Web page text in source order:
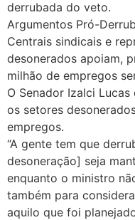
derrubada do veto.
Argumentos Pró-
Centrais sindicais e
desonerados apoiam,
milhão de empregos
O Senador Izalci
os setores
empregos.
“A gente tem que
desoneração] seja
enquanto o ministro
também para
aquilo que foi